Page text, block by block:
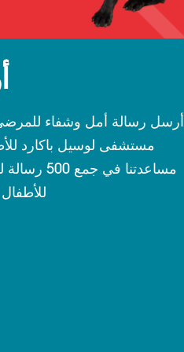
أرسل رسالة أمل وشفاء
مستشفى لوسيل باكارد
مساعدتنا
للأطفال